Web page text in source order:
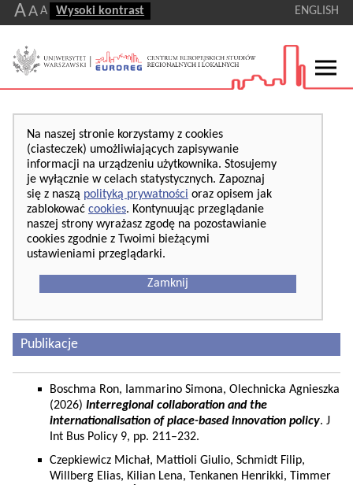
AA A Wysoki kontrast ENGLISH
Na naszej stronie korzystamy z cookies
(ciasteczek) umożliwiających zapisywanie
informacji na urządzeniu użytkownika. Stosujemy
je wyłącznie w celach statystycznych. Zapoznaj
się z naszą polityką prywatności oraz opisem jak
zablokować cookies. Kontynuując przeglądanie
naszej strony wyrażasz zgodę na pozostawianie
cookies zgodnie z Twoimi bieżącymi
ustawieniami przeglądarki.
Zamknij
Publikacje
Boschma Ron, Iammarino Simona, Olechnicka Agnieszka
(2026) Interregional collaboration and the
internationalisation of place-based innovation policy. J
Int Bus Policy 9, pp. 211–232.
Czepkiewicz Michał, Mattioli Giulio, Schmidt Filip,
Willberg Elias, Kilian Lena, Tenkanen Henrikki, Timmer